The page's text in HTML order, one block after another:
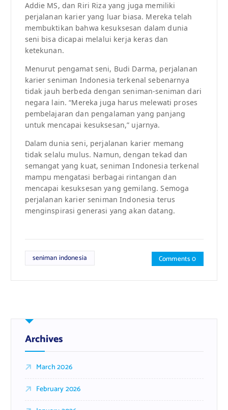
Addie MS, dan Riri Riza yang juga memiliki
perjalanan karier yang luar biasa. Mereka telah
membuktikan bahwa kesuksesan dalam dunia
seni bisa dicapai melalui kerja keras dan
ketekunan.
Menurut pengamat seni, Budi Darma, perjalanan
karier seniman Indonesia terkenal sebenarnya
tidak jauh berbeda dengan seniman-seniman dari
negara lain. “Mereka juga harus melewati proses
pembelajaran dan pengalaman yang panjang
untuk mencapai kesuksesan,” ujarnya.
Dalam dunia seni, perjalanan karier memang
tidak selalu mulus. Namun, dengan tekad dan
semangat yang kuat, seniman Indonesia terkenal
mampu mengatasi berbagai rintangan dan
mencapai kesuksesan yang gemilang. Semoga
perjalanan karier seniman Indonesia terus
menginspirasi generasi yang akan datang.
seniman indonesia Comments 0
Archives
March 2026
February 2026